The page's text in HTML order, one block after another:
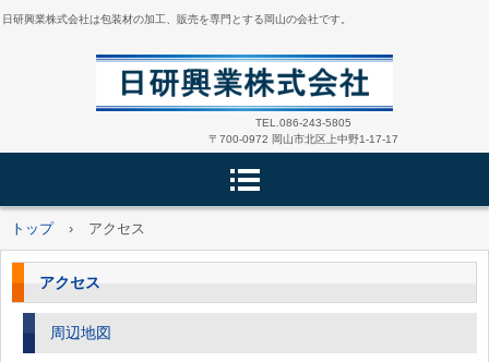
日研興業株式会社は包装材の加工、販売を専門とする岡山の会社です。
TEL.086-243-5805
〒700-0972 岡山市北区上中野1-17-17
トップ › アクセス
アクセス
周辺地図